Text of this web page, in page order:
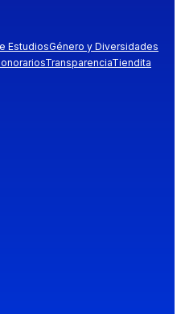
EstudiosGénero y Diversidades
TransparenciaTiendita